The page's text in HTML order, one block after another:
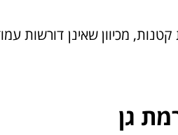
מכיוון שאינן דורשות
גן